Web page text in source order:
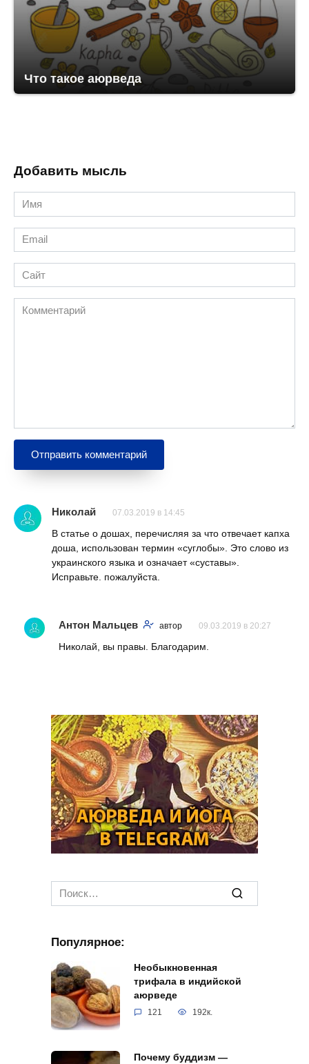
Что такое аюрведа
Добавить мысль
Имя
*
Email
*
Сайт
Комментарий
Николай 07.03.2019 в 14:45
В статье о дошах, перечисляя за что отвечает капха
доша, использован термин «суглобы». Это слово из
украинского языка и означает «суставы».
Исправьте. пожалуйста.
Антон Мальцев автор 09.03.2019 в 20:27
Николай, вы правы. Благодарим.
Search
for:
Популярное:
Необыкновенная
трифала в индийской
аюрведе
121 192к.
Почему буддизм —